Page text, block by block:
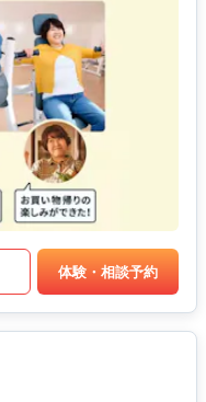
体験・相談予約